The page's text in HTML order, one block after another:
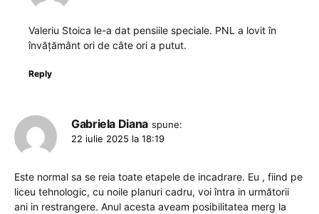
Valeriu Stoica le-a dat pensiile speciale. PNL a lovit în
învățământ ori de câte ori a putut.
Reply
Gabriela Diana spune:
22 iulie 2025 la 18:19
Este normal sa se reia toate etapele de incadrare. Eu , fiind pe
liceu tehnologic, cu noile planuri cadru, voi întra in următorii
ani in restrangere. Anul acesta aveam posibilitatea merg la